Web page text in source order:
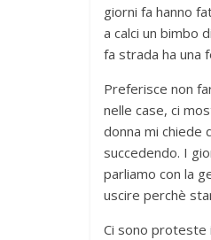
giorni fa hanno
a calci un bimbo
fa strada ha una
Preferisce non
nelle case, ci
donna mi chiede
succedendo. I
parliamo con la
uscire perchè
Ci sono proteste